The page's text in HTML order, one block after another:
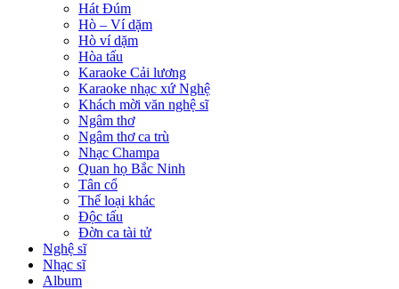
Hát Đúm
Hò – Ví dặm
Hò ví dặm
Hòa tấu
Karaoke Cải lương
Karaoke nhạc xứ Nghệ
Khách mời văn nghệ sĩ
Ngâm thơ
Ngâm thơ ca trù
Nhạc Champa
Quan họ Bắc Ninh
Tân cổ
Thể loại khác
Độc tấu
Đờn ca tài tử
Nghệ sĩ
Nhạc sĩ
Album